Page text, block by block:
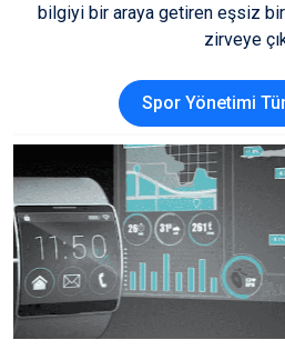
bilgiyi bir araya getiren eşsiz
zirveye
Spor Yönetimi